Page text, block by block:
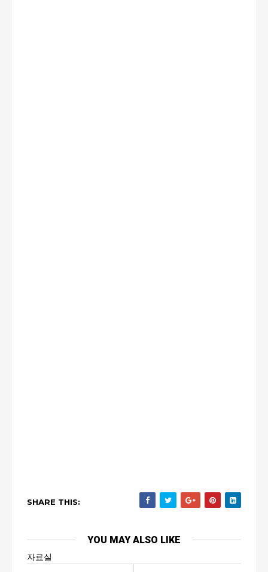
SHARE THIS:
YOU MAY ALSO LIKE
자료실